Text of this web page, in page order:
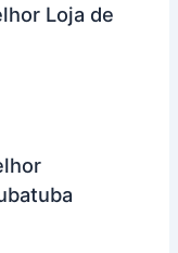
Loja de